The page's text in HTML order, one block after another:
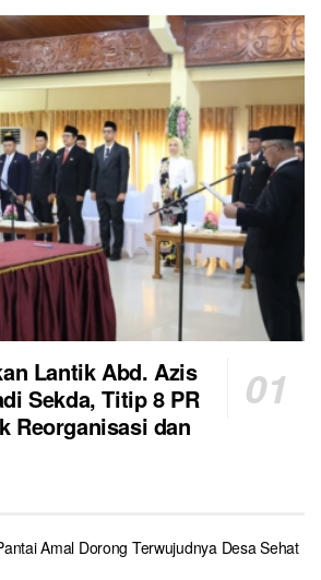
Lantik Abd. Azis
Sekda, Titip 8 PR
Reorganisasi dan
Amal Dorong Terwujudnya Desa Sehat